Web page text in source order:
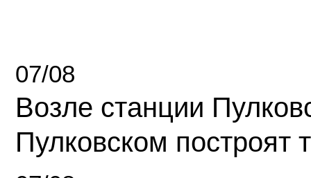
07/08
Возле станции
Пулковском построят